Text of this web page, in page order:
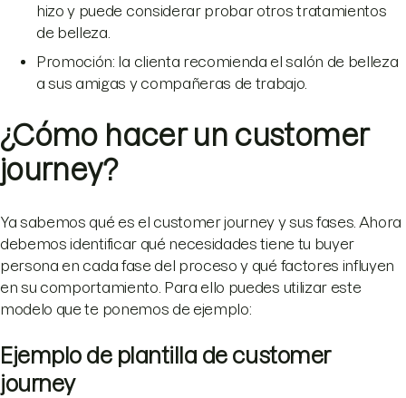
hizo y puede considerar probar otros tratamientos
de belleza.
Promoción: la clienta recomienda el salón de belleza
a sus amigas y compañeras de trabajo.
¿Cómo hacer un customer
journey?
Ya sabemos qué es el customer journey y sus fases. Ahora
debemos identificar qué necesidades tiene tu buyer
persona en cada fase del proceso y qué factores influyen
en su comportamiento. Para ello puedes utilizar este
modelo que te ponemos de ejemplo:
Ejemplo de plantilla de customer
journey